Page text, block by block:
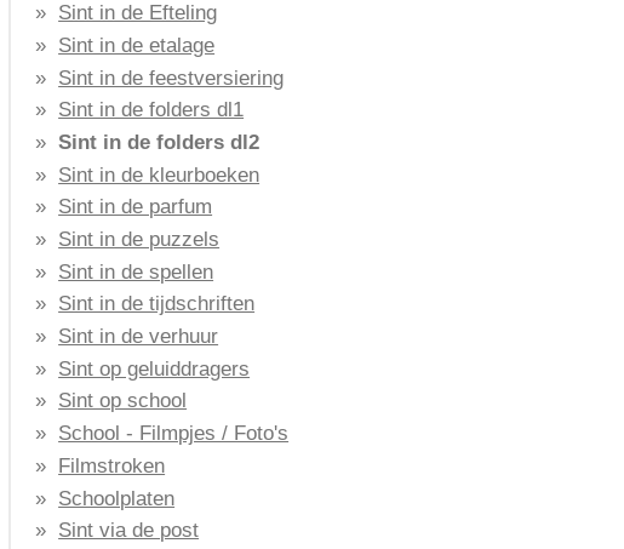
Sint in de Efteling
Sint in de etalage
Sint in de feestversiering
Sint in de folders dl1
Sint in de folders dl2
Sint in de kleurboeken
Sint in de parfum
Sint in de puzzels
Sint in de spellen
Sint in de tijdschriften
Sint in de verhuur
Sint op geluiddragers
Sint op school
School - Filmpjes / Foto's
Filmstroken
Schoolplaten
Sint via de post